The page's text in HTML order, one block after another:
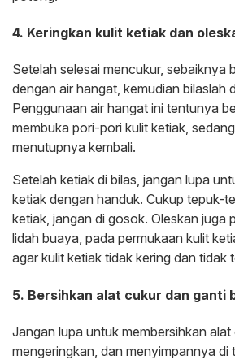
4. Keringkan kulit ketiak dan
Setelah selesai mencukur, sebaiknya
dengan air hangat, kemudian bilaslah
Penggunaan air hangat ini tentunya
membuka pori-pori kulit ketiak,
menutupnya kembali.
Setelah ketiak di bilas, jangan lupa
ketiak dengan handuk. Cukup tepuk-
ketiak, jangan di gosok. Oleskan juga
lidah buaya, pada permukaan kulit
agar kulit ketiak tidak kering dan tidak
5. Bersihkan alat cukur dan ganti
Jangan lupa untuk membersihkan alat
mengeringkan, dan menyimpannya di